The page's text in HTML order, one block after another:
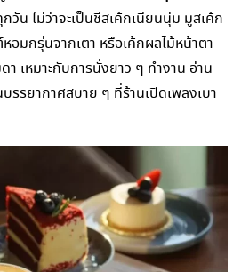
วัน ไม่ว่าจะเป็นชีสเค้กเนียนนุ่ม มูสเค้ก
อมกรุ่นจากเตา หรือเค้กผลไม้หน้าตา
า เหมาะกับการนั่งยาว ๆ ทำงาน อ่าน
รรยากาศสบาย ๆ ที่ร้านเปิดเพลงเบา